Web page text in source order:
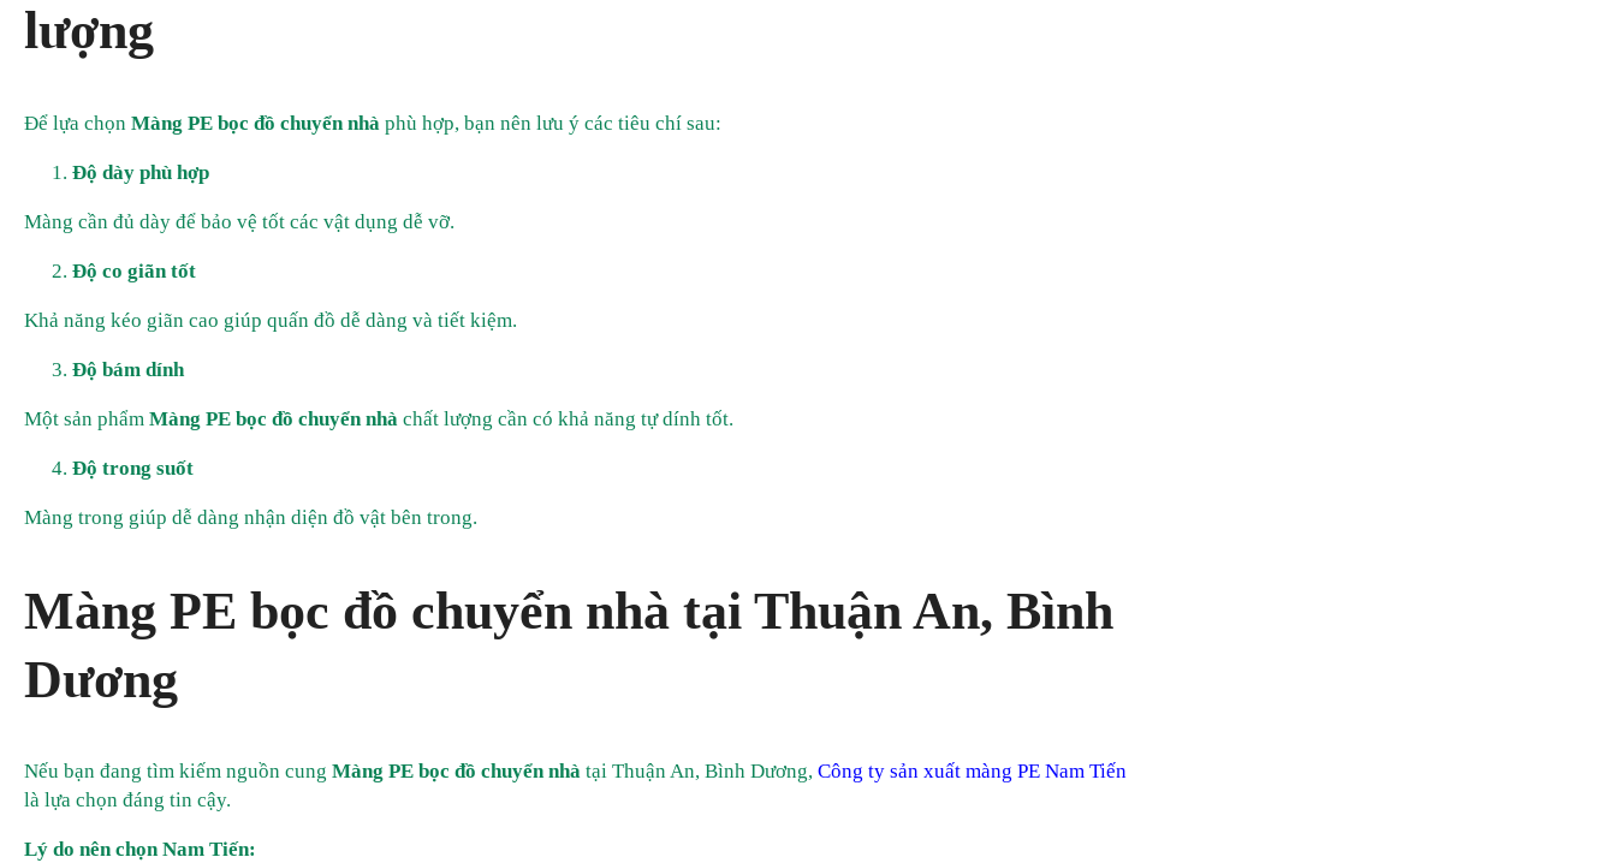
lượng
Để lựa chọn Màng PE bọc đồ chuyển nhà phù hợp, bạn nên lưu ý các tiêu chí sau:
Độ dày phù hợp
Màng cần đủ dày để bảo vệ tốt các vật dụng dễ vỡ.
Độ co giãn tốt
Khả năng kéo giãn cao giúp quấn đồ dễ dàng và tiết kiệm.
Độ bám dính
Một sản phẩm Màng PE bọc đồ chuyển nhà chất lượng cần có khả năng tự dính tốt.
Độ trong suốt
Màng trong giúp dễ dàng nhận diện đồ vật bên trong.
Màng PE bọc đồ chuyển nhà tại Thuận An, Bình
Dương
Nếu bạn đang tìm kiếm nguồn cung Màng PE bọc đồ chuyển nhà tại Thuận An, Bình Dương, Công ty sản xuất màng PE Nam Tiến
là lựa chọn đáng tin cậy.
Lý do nên chọn Nam Tiến: